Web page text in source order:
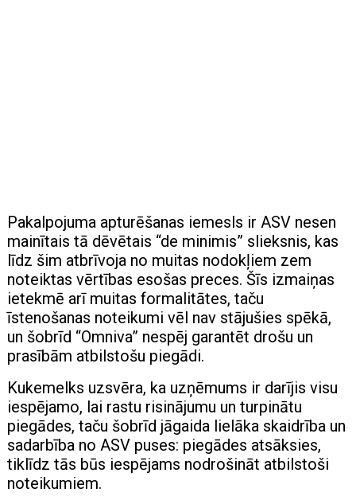
Pakalpojuma apturēšanas iemesls ir ASV nesen
mainītais tā dēvētais “de minimis” slieksnis, kas
līdz šim atbrīvoja no muitas nodokļiem zem
noteiktas vērtības esošas preces. Šīs izmaiņas
ietekmē arī muitas formalitātes, taču
īstenošanas noteikumi vēl nav stājušies spēkā,
un šobrīd “Omniva” nespēj garantēt drošu un
prasībām atbilstošu piegādi.
Kukemelks uzsvēra, ka uzņēmums ir darījis visu
iespējamo, lai rastu risinājumu un turpinātu
piegādes, taču šobrīd jāgaida lielāka skaidrība un
sadarbība no ASV puses: piegādes atsāksies,
tiklīdz tās būs iespējams nodrošināt atbilstoši
noteikumiem.